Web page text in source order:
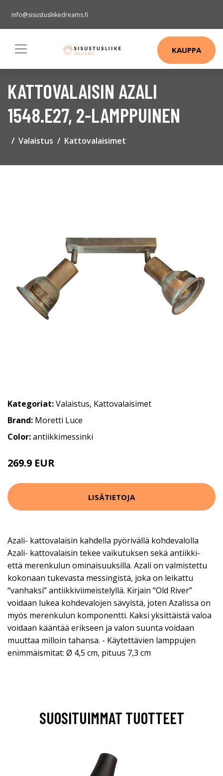
info@sisustusliikedreams.fi
KAUPPA
KATTOVALAISIN AZALI
1548.E27, 2-LAMPPUINEN
Valaistus Kattovalaisimet
Kategoriat:Valaistus, Kattovalaisimet
Brand: Moretti Luce
Color:antiikkimessinki
269.9 EUR
LISÄTIETOJA
Azali- kattovalaisin kahdella pyörivällä kohdevalolla
Azali- kattovalaisin tekee vaikutuksen sekä antiikki-
että merenkulun ominaisuuksilla. Azali on valmistettu
kokonaan tukevasta messingistä, joka on leikattu
“vanhaksi” antiikkiviimeistelyllä. Kirjain “Old River”
voidaan lukea kohdevalojen sävyistä, joten Azalissa on
myös merenkulun komponentti. Kaksi yksittäistä valoa
voidaan kääntää erikseen ja valon suunta voidaan
muuttaa milloin tahansa. - Käytettävien lamppujen
enimmäismitat: Ø 4,5 cm, pituus 7,3 cm
SUOSITUIMMAT TUOTTEET